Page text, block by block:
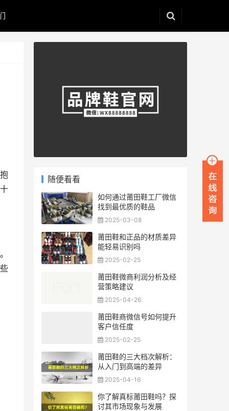
随便看看
如何通过莆田鞋工厂微信
找到最优质的鞋品
2025-03-08
莆田鞋和正品的材质差异
能轻易识别吗
2025-02-25
莆田鞋微商利润分析及经
营策略建议
2025-04-26
莆田鞋商微信号如何提升
客户信任度
2025-02-25
莆田鞋的三大档次解析：
从入门到高端的差异
2025-04-16
你了解真标莆田鞋吗？探
讨其市场现象与发展